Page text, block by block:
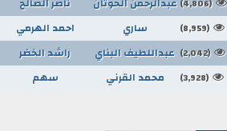
(4,806)
(8,959) ساري احمد الهرمي
(2,042) عبداللطيف البناي راشد الخضر
(3,928) محمد القرني سهم